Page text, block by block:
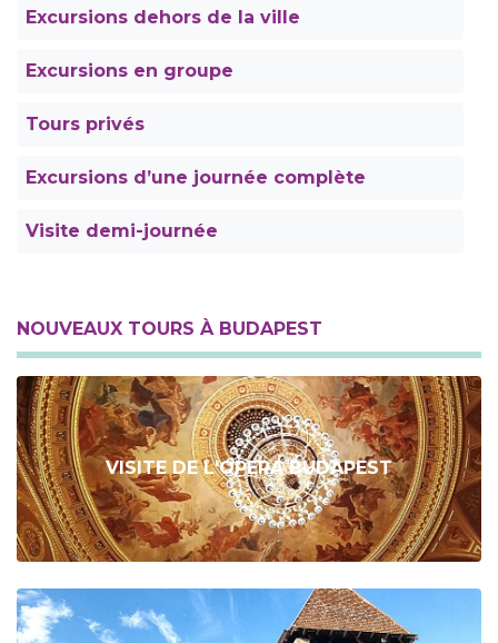
Excursions dehors de la ville
Excursions en groupe
Tours privés
Excursions d’une journée complète
Visite demi-journée
NOUVEAUX TOURS À BUDAPEST
VISITE DE L'OPERA BUDAPEST